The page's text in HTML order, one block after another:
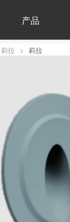
产品
莉拉 > 莉拉